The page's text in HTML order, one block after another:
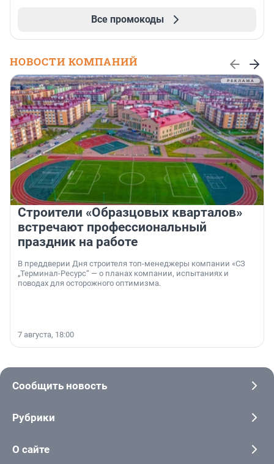
Все промокоды
НОВОСТИ КОМПАНИЙ
Строители «Образцовых кварталов»
встречают профессиональный
праздник на работе
В преддверии Дня строителя топ-менеджеры компании «СЗ
„Терминал-Ресурс“ — о планах компании, испытаниях и
поводах для осторожного оптимизма.
7 августа, 18:00
Сообщить новость
Рубрики
О сайте